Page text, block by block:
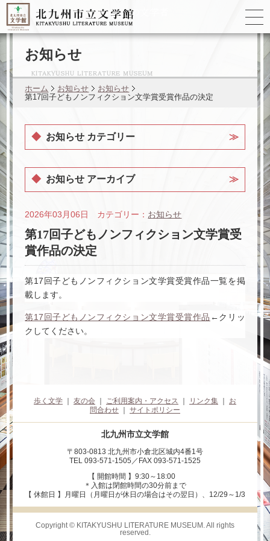
ゆかりの
お知らせ
ホーム お知らせ
お知らせ
第17回子どもノンフィクション文学賞受賞作品の決定
2026年03月06日 カテゴリー： お知らせ
第17回子どもノンフィクション文学賞受
賞作品の決定
第17回子どもノンフィクション文学賞受賞作品一覧を掲
載します。
第17回子どもノンフィクション文学賞受賞作品 ←クリッ
クしてください。
お知らせ カテゴリー
お知らせ アーカイブ
歩く文学 友の会 ご利用案内・アクセス リンク集
お
問合わせ
サイトポリシー
北九州市立文学館
〒803-0813 北九州市小倉北区城内4番1号
TEL 093-571-1505／FAX 093-571-1525
【 開館時間 】9:30～18:00
＊入館は閉館時間の30分前まで
【 休館日 】月曜日（月曜日が休日の場合はその翌日）、12/29～1/3
Copyright © KITAKYUSHU LITERATURE MUSEUM. All rights
reserved.